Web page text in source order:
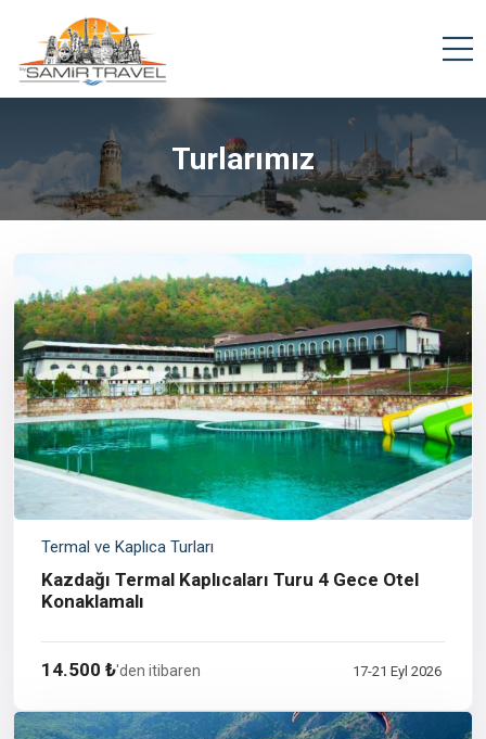
Turlarımız
Termal ve Kaplıca Turları
Kazdağı Termal Kaplıcaları Turu 4 Gece Otel
Konaklamalı
14.500 ₺'den itibaren 17-21 Eyl 2026